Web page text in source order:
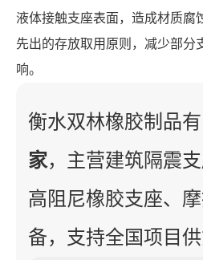
液体接触支座表面，造成材质腐
先出的存放取用原则，减少部分
响。
衡水双林橡胶制品
家，主营建筑隔震
高阻尼橡胶支座、
备，支持全国项目供